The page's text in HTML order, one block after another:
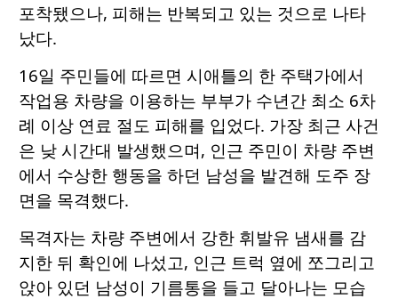
포착됐으나, 피해는 반복되고 있는 것으로 나타
났다.
16일 주민들에 따르면 시애틀의 한 주택가에서
작업용 차량을 이용하는 부부가 수년간 최소 6차
례 이상 연료 절도 피해를 입었다. 가장 최근 사건
은 낮 시간대 발생했으며, 인근 주민이 차량 주변
에서 수상한 행동을 하던 남성을 발견해 도주 장
면을 목격했다.
목격자는 차량 주변에서 강한 휘발유 냄새를 감
지한 뒤 확인에 나섰고, 인근 트럭 옆에 쪼그리고
앉아 있던 남성이 기름통을 들고 달아나는 모습